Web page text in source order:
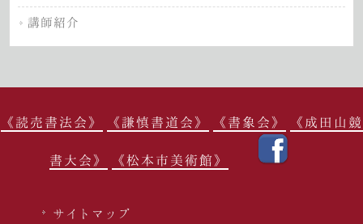
講師紹介
《読売書法会》 《謙慎書道会》 《書象会》 《成田山競
書大会》 《松本市美術館》
サイトマップ